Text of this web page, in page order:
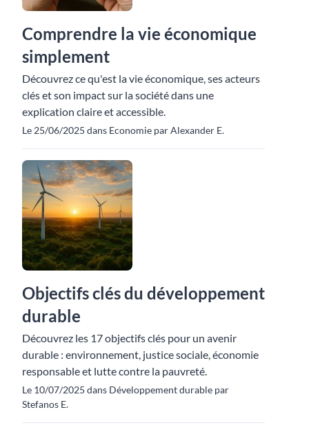
Comprendre la vie économique
simplement
Découvrez ce qu'est la vie économique, ses acteurs
clés et son impact sur la société dans une
explication claire et accessible.
Le 25/06/2025 dans Economie par Alexander E.
Objectifs clés du développement
durable
Découvrez les 17 objectifs clés pour un avenir
durable : environnement, justice sociale, économie
responsable et lutte contre la pauvreté.
Le 10/07/2025 dans Développement durable par
Stefanos E.